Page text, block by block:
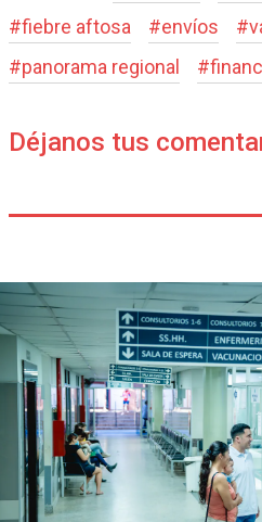
#fiebre aftosa #envíos #
#panorama regional #
Déjanos tus